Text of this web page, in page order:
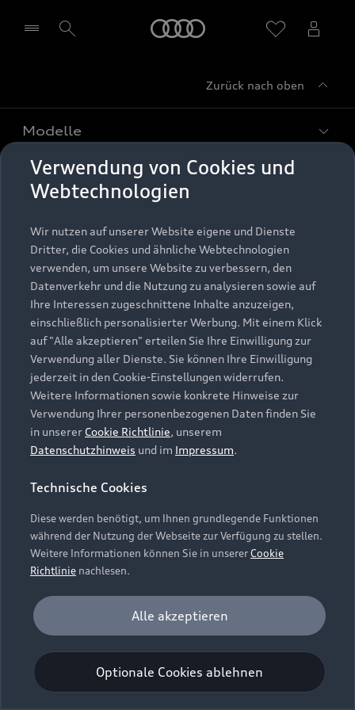
Zurück nach oben
Modelle
Alle Modelle
Elektromodelle
Plug-in-Hybride
Kaufen & leasen
Neuwagensuche
Gebrauchtwagensuche
Gebrauchtwagen
Finanzierung
Aktionen & Angebote
Geschäftskunden
Saisonale Angebote
Audi Services
Garantie
Audi digital services
myAudi
Support
Kundenservice
Händlersuche
Audi Code
Häufige Fragen (FAQ)
Audi Online Beratung
Bordbuch & Bedienungsanleitungen
Verträge kündigen
Vertrag widerrufen
Über Audi
Unternehmen
Karriere
Investor Relations
Presse & Media Center
Datenschutz
Audi erleben
Newsletter
© 2026 AUDI AG. Alle Rechte vorbehalten
Datenschutzinformation
Cookie-Richtlinie
Barrierefreiheit
Digital Services Act
EU Data Act
Embleme am Fahrzeug bei allen Abbildungen auf dieser
Webseite kann abweichen.
Verwendung von Cookies und
Webtechnologien
Wir nutzen auf unserer Website eigene und Dienste
Dritter, die Cookies und ähnliche Webtechnologien
verwenden, um unsere Website zu verbessern, den
Datenverkehr und die Nutzung zu analysieren sowie auf
Ihre Interessen zugeschnittene Inhalte anzuzeigen,
einschließlich personalisierter Werbung. Mit einem Klick
auf "Alle akzeptieren" erteilen Sie Ihre Einwilligung zur
Verwendung aller Dienste. Sie können Ihre Einwilligung
jederzeit in den Cookie-Einstellungen widerrufen.
Weitere Informationen sowie konkrete Hinweise zur
Verwendung Ihrer personenbezogenen Daten finden Sie
in unserer Cookie Richtlinie, unserem
Datenschutzhinweis und im Impressum.
Technische Cookies
Diese werden benötigt, um Ihnen grundlegende Funktionen
während der Nutzung der Webseite zur Verfügung zu stellen.
Weitere Informationen können Sie in unsererCookie
Richtlinie nachlesen.
Analyse und Statistik
Performance Cookies sammeln Informationen
darüber, wie unsere Webseite genutzt wird (z. B.
Anzahl der Besuche, Verweildauer). Diese Cookies
werden zur Optimierung der Webseite verwendet.
Optionale Cookies ablehnen
Alle akzeptieren